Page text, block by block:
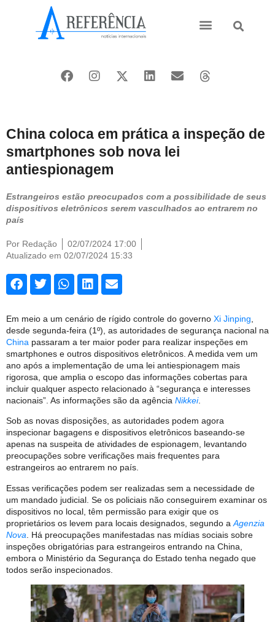
China coloca em prática a inspeção de
smartphones sob nova lei
antiespionagem
Estrangeiros estão preocupados com a possibilidade de seus
dispositivos eletrônicos serem vasculhados ao entrarem no
país
Por Redação
02/07/2024 17:00
Atualizado em 02/07/2024 15:33
Em meio a um cenário de rígido controle do governo Xi Jinping
desde segunda-feira (1º), as autoridades de segurança nacional na
China passaram a ter maior poder para realizar inspeções em
smartphones e outros dispositivos eletrônicos. A medida vem um
ano após a implementação de uma lei antiespionagem mais
rigorosa, que amplia o escopo das informações cobertas para
incluir qualquer aspecto relacionado à “segurança e interesses
nacionais”. As informações são da agência Nikkei.
Sob as novas disposições, as autoridades podem agora
inspecionar bagagens e dispositivos eletrônicos baseando-se
apenas na suspeita de atividades de espionagem, levantando
preocupações sobre verificações mais frequentes para
estrangeiros ao entrarem no país.
Essas verificações podem ser realizadas sem a necessidade de
um mandado judicial. Se os policiais não conseguirem examinar os
dispositivos no local, têm permissão para exigir que os
proprietários os levem para locais designados, segundo a Agenzia
Nova . Há preocupações manifestadas nas mídias sociais sobre
inspeções obrigatórias para estrangeiros entrando na China,
embora o Ministério da Segurança do Estado tenha negado que
todos serão inspecionados.